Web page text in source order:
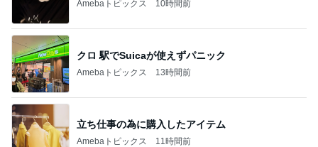
Amebaトピックス 10時間前
クロ 駅でSuicaが使えずパニック
Amebaトピックス 13時間前
立ち仕事の為に購入したアイテム
Amebaトピックス 11時間前